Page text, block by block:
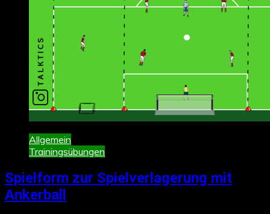
Allgemein
Trainingsübungen
Spielform zur Spielverlagerung mit
Ankerball